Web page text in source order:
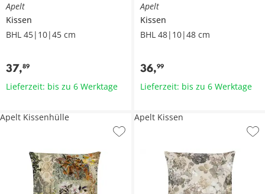
Apelt
Kissen
BHL 45|10|45 cm
37,89
Lieferzeit: bis zu 6 Werktage
Apelt
Kissen
BHL 48|10|48 cm
36,99
Lieferzeit: bis zu 6 Werktage
Apelt Kissenhülle Apelt Kissen